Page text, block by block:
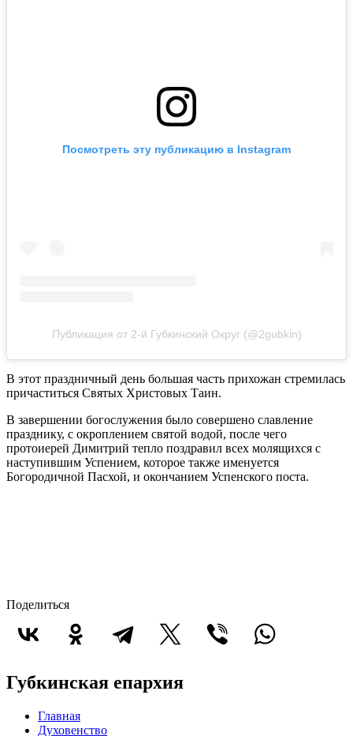
Посмотреть эту публикацию в Instagram
Публикация от 2-й Губкинский Округ (@2gubkin)
В этот праздничный день большая часть прихожан стремилась
причаститься Святых Христовых Таин.
В завершении богослужения было совершено славление
празднику, с окроплением святой водой, после чего
протоиерей Димитрий тепло поздравил всех молящихся с
наступившим Успением, которое также именуется
Богородичной Пасхой, и окончанием Успенского поста.
Поделиться
Губкинская епархия
Главная
Духовенство